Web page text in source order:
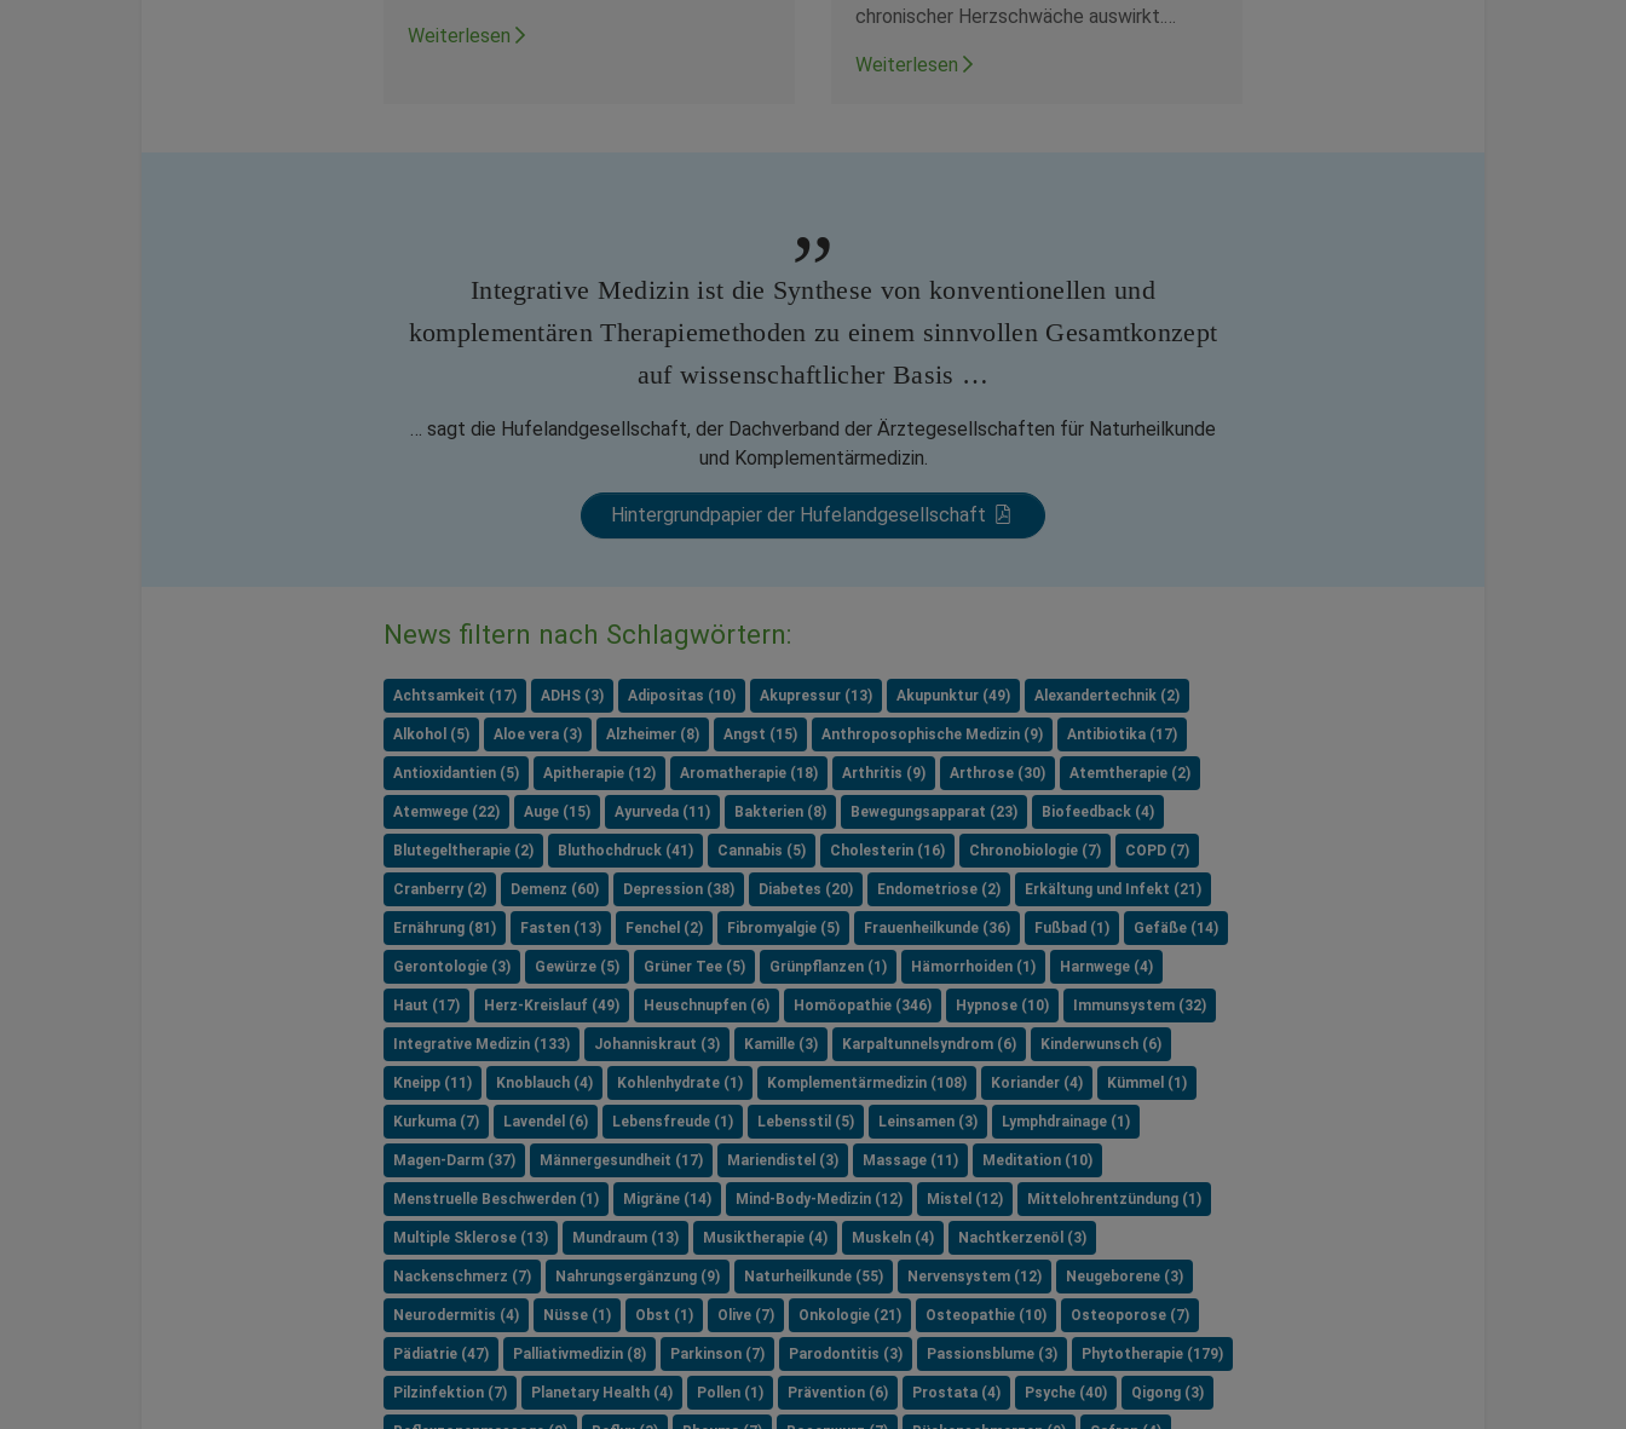
Weiterlesen
chronischer Herzschwäche auswirkt.…
Weiterlesen
Integrative Medizin ist die Synthese von konventionellen und
komplementären Therapiemethoden zu einem sinnvollen Gesamtkonzept
auf wissenschaftlicher Basis …
… sagt die Hufelandgesellschaft, der Dachverband der Ärztegesellschaften für Naturheilkunde
und Komplementärmedizin.
Hintergrundpapier der Hufelandgesellschaft
News filtern nach Schlagwörtern:
Achtsamkeit (17) ADHS (3) Adipositas (10) Akupressur (13) Akupunktur (49) Alexandertechnik (2)
Alkohol (5) Aloe vera (3) Alzheimer (8) Angst (15) Anthroposophische Medizin (9) Antibiotika (17)
Antioxidantien (5) Apitherapie (12) Aromatherapie (18) Arthritis (9) Arthrose (30) Atemtherapie (2)
Atemwege (22) Auge (15) Ayurveda (11) Bakterien (8) Bewegungsapparat (23) Biofeedback (4)
Blutegeltherapie (2) Bluthochdruck (41) Cannabis (5) Cholesterin (16) Chronobiologie (7) COPD (7)
Cranberry (2) Demenz (60) Depression (38) Diabetes (20) Endometriose (2) Erkältung und Infekt (21)
Ernährung (81) Fasten (13) Fenchel (2) Fibromyalgie (5) Frauenheilkunde (36) Fußbad (1) Gefäße (14)
Gerontologie (3) Gewürze (5) Grüner Tee (5) Grünpflanzen (1) Hämorrhoiden (1) Harnwege (4)
Haut (17) Herz-Kreislauf (49) Heuschnupfen (6) Homöopathie (346) Hypnose (10) Immunsystem (32)
Integrative Medizin (133) Johanniskraut (3) Kamille (3) Karpaltunnelsyndrom (6) Kinderwunsch (6)
Kneipp (11) Knoblauch (4) Kohlenhydrate (1) Komplementärmedizin (108) Koriander (4) Kümmel (1)
Kurkuma (7) Lavendel (6) Lebensfreude (1) Lebensstil (5) Leinsamen (3) Lymphdrainage (1)
Magen-Darm (37) Männergesundheit (17) Mariendistel (3) Massage (11) Meditation (10)
Menstruelle Beschwerden (1) Migräne (14) Mind-Body-Medizin (12) Mistel (12) Mittelohrentzündung (1)
Multiple Sklerose (13) Mundraum (13) Musiktherapie (4) Muskeln (4) Nachtkerzenöl (3)
Nackenschmerz (7) Nahrungsergänzung (9) Naturheilkunde (55) Nervensystem (12) Neugeborene (3)
Neurodermitis (4) Nüsse (1) Obst (1) Olive (7) Onkologie (21) Osteopathie (10) Osteoporose (7)
Pädiatrie (47) Palliativmedizin (8) Parkinson (7) Parodontitis (3) Passionsblume (3) Phytotherapie (179)
Pilzinfektion (7) Planetary Health (4) Pollen (1) Prävention (6) Prostata (4) Psyche (40) Qigong (3)